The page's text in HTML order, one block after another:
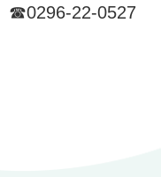
☎0296-22-0527